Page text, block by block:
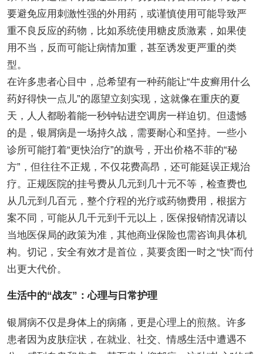
要避免应用刺激性强的外用药，或谨慎使用可能导致严
重不良反应的药物，比如系统使用糖皮质激素，如果使
用不当，反而可能让病情加重，甚至诱发更严重的类
型。
在许多患者心目中，总希望有一种药能让“牛皮癣用什么
药好得快一点儿”的愿望立刻实现，这就像在重庆的夏
天，人人都盼着能一秒钟钻进空调房一样迫切。但遗憾
的是，银屑病是一场持久战，需要耐心和坚持。一些小
诊所可能打着“更快治疗”的旗号，开出价格不菲的“秘
方”，但往往不正规，不仅花费高昂，还可能延误正规治
疗。正规医院的挂号费从几元到几十元不等，检查费也
从几元到几百元，整个疗程的光疗或药物费用，根据方
案不同，可能从几千元到千元以上，医保报销情况请以
当地医保局的政策为准，其他商业保险也需咨询具体机
构。切记，安全有效才是首位，莫要贪图一时之“快”而付
出更大代价。
生活中的“战友”：心理与日常护理
银屑病不仅是身体上的病痛，更是心理上的煎熬。许多
患者因为皮肤症状，在就业、社交、情感生活中遭遇不